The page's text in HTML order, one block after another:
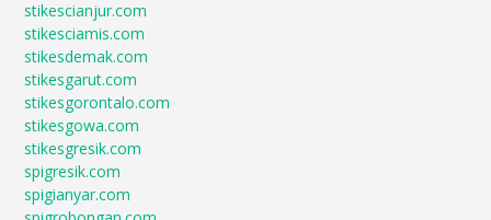
stikescianjur.com
stikesciamis.com
stikesdemak.com
stikesgarut.com
stikesgorontalo.com
stikesgowa.com
stikesgresik.com
spigresik.com
spigianyar.com